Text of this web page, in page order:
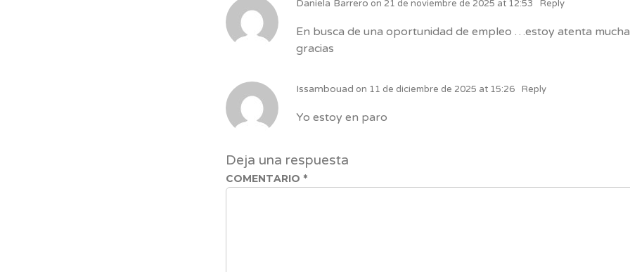
Daniela Barrero on 21 de noviembre de 2025 at 12:53 Reply
En busca de una oportunidad de empleo …estoy atenta
gracias
Issambouad on 11 de diciembre de 2025 at 15:26 Reply
Yo estoy en paro
Deja una respuesta
COMENTARIO *